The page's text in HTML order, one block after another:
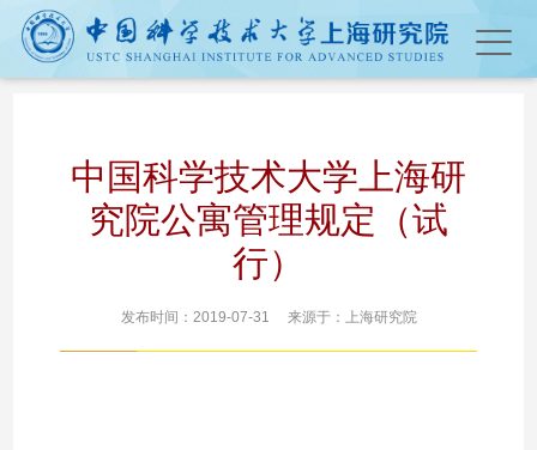
中国科学技术大学上海研
究院公寓管理规定（试
行）
发布时间：2019-07-31 来源于：上海研究院